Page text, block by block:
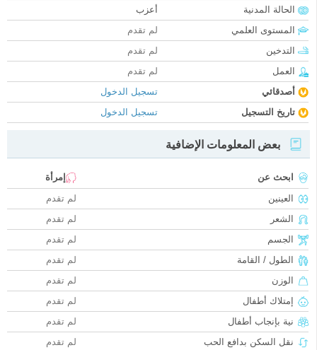
الحالة المدنية
أعزب
المستوى العلمي
لم تقدم
التدخين
لم تقدم
العمل
لم تقدم
أصدقائي
تسجيل الدخول
تاريخ التسجيل
تسجيل الدخول
بعض المعلومات الإضافية
ابحث عن
إمرأة
العينين
لم تقدم
الشعر
لم تقدم
الجسم
لم تقدم
الطول / القامة
لم تقدم
الوزن
لم تقدم
إمتلاك أطفال
لم تقدم
نية بإنجاب أطفال
لم تقدم
نقل السكن بدافع الحب
لم تقدم